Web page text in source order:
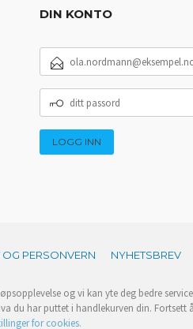
DIN KONTO
POSTADRESSE
PASSORD
OG PERSONVERN NYHETSBREV
og vi kan yte deg bedre
du har puttet i handlekurven din. Fortsett
for cookies.